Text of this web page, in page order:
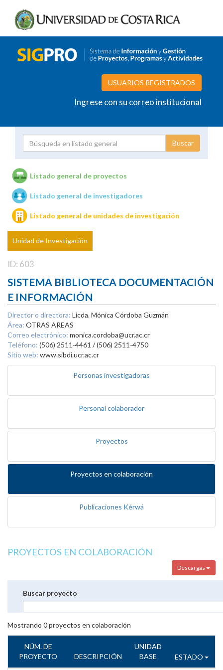
USUARIOS REGISTRADOS
Ingrese con su correo institucional
Unidades de investigación
Listado general de proyectos
Listado general de investigadores
Listado general de unidades de investigación
Unidad de Investigación
ID: 603
SISTEMA BIBLIOTECA DOCUMENTACIÓN
E INFORMACIÓN
Director o directora: Licda. Mónica Córdoba Guzmán
Área: OTRAS AREAS
Correo electrónico: monica.cordoba@ucr.ac.cr
Teléfono: (506) 2511-4461 / (506) 2511-4750
Sitio web: www.sibdi.ucr.ac.cr
Personas investigadoras
Personal colaborador
Proyectos
Proyectos en colaboración
Publicaciones Kérwá
PROYECTOS EN COLABORACIÓN
Descargas
Buscar proyecto
Mostrando 0proyectos en colaboración
NÚM. DE
PROYECTO
DESCRIPCIÓN
UNIDAD
BASE
ESTADO